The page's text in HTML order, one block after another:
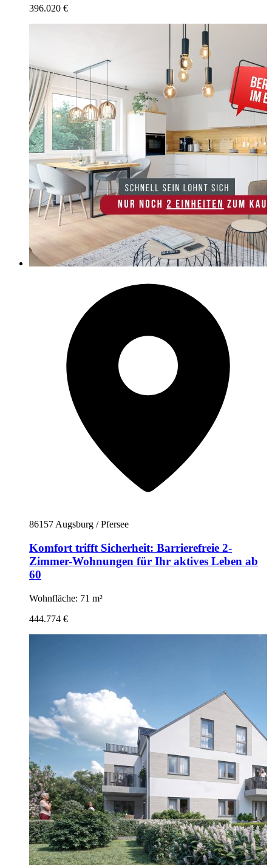
396.020 €
86157 Augsburg / Pfersee
Komfort trifft Sicherheit: Barrierefreie 2-
Zimmer-Wohnungen für Ihr aktives Leben ab
60
Wohnfläche: 71 m²
444.774 €